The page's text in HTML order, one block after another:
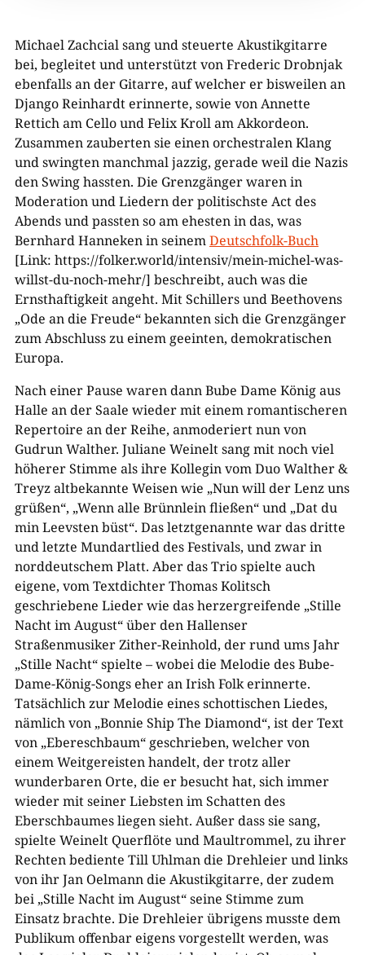
Michael Zachcial sang und steuerte Akustikgitarre
bei, begleitet und unterstützt von Frederic Drobnjak
ebenfalls an der Gitarre, auf welcher er bisweilen an
Django Reinhardt erinnerte, sowie von Annette
Rettich am Cello und Felix Kroll am Akkordeon.
Zusammen zauberten sie einen orchestralen Klang
und swingten manchmal jazzig, gerade weil die Nazis
den Swing hassten. Die Grenzgänger waren in
Moderation und Liedern der politischste Act des
Abends und passten so am ehesten in das, was
Bernhard Hanneken in seinemDeutschfolk-Buch
[Link: https://folker.world/intensiv/mein-michel-was-
willst-du-noch-mehr/] beschreibt, auch was die
Ernsthaftigkeit angeht. Mit Schillers und Beethovens
„Ode an die Freude“ bekannten sich die Grenzgänger
zum Abschluss zu einem geeinten, demokratischen
Europa.
Nach einer Pause waren dann Bube Dame König aus
Halle an der Saale wieder mit einem romantischeren
Repertoire an der Reihe, anmoderiert nun von
Gudrun Walther. Juliane Weinelt sang mit noch viel
höherer Stimme als ihre Kollegin vom Duo Walther &
Treyz altbekannte Weisen wie „Nun will der Lenz uns
grüßen“, „Wenn alle Brünnlein fließen“ und „Dat du
min Leevsten büst“. Das letztgenannte war das dritte
und letzte Mundartlied des Festivals, und zwar in
norddeutschem Platt. Aber das Trio spielte auch
eigene, vom Textdichter Thomas Kolitsch
geschriebene Lieder wie das herzergreifende „Stille
Nacht im August“ über den Hallenser
Straßenmusiker Zither-Reinhold, der rund ums Jahr
„Stille Nacht“ spielte – wobei die Melodie des Bube-
Dame-König-Songs eher an Irish Folk erinnerte.
Tatsächlich zur Melodie eines schottischen Liedes,
nämlich von „Bonnie Ship The Diamond“, ist der Text
von „Ebereschbaum“ geschrieben, welcher von
einem Weitgereisten handelt, der trotz aller
wunderbaren Orte, die er besucht hat, sich immer
wieder mit seiner Liebsten im Schatten des
Eberschbaumes liegen sieht. Außer dass sie sang,
spielte Weinelt Querflöte und Maultrommel, zu ihrer
Rechten bediente Till Uhlman die Drehleier und links
von ihr Jan Oelmann die Akustikgitarre, der zudem
bei „Stille Nacht im August“ seine Stimme zum
Einsatz brachte. Die Drehleier übrigens musste dem
Publikum offenbar eigens vorgestellt werden, was